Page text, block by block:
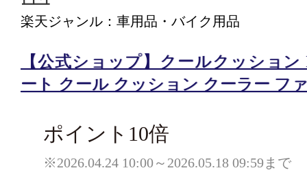
楽天ジャンル：車用品・バイク用品
【公式ショップ】クールクッション
ート クール クッション クーラー フ
ポイント10倍
※2026.04.24 10:00～2026.05.18 09:59まで